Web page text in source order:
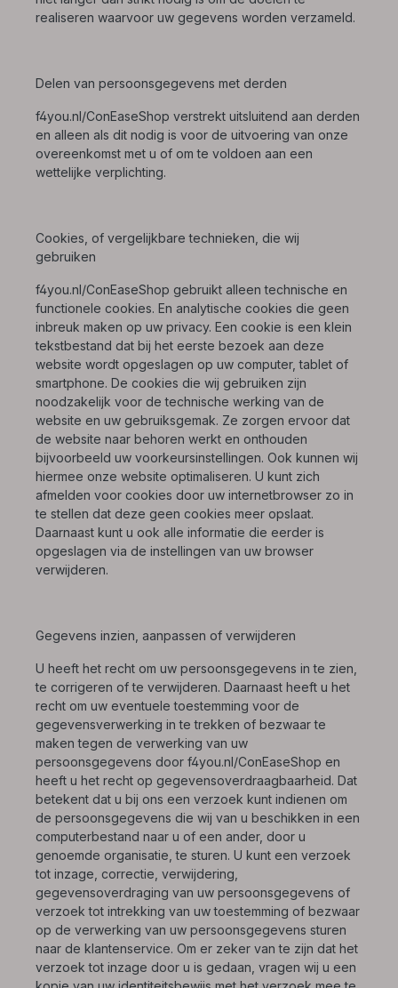
realiseren waarvoor uw gegevens worden verzameld.
Delen van persoonsgegevens met derden
f4you.nl/ConEaseShop verstrekt uitsluitend aan derden
en alleen als dit nodig is voor de uitvoering van onze
overeenkomst met u of om te voldoen aan een
wettelijke verplichting.
Cookies, of vergelijkbare technieken, die wij
gebruiken
f4you.nl/ConEaseShop gebruikt alleen technische en
functionele cookies. En analytische cookies die geen
inbreuk maken op uw privacy. Een cookie is een klein
tekstbestand dat bij het eerste bezoek aan deze
website wordt opgeslagen op uw computer, tablet of
smartphone. De cookies die wij gebruiken zijn
noodzakelijk voor de technische werking van de
website en uw gebruiksgemak. Ze zorgen ervoor dat
de website naar behoren werkt en onthouden
bijvoorbeeld uw voorkeursinstellingen. Ook kunnen wij
hiermee onze website optimaliseren. U kunt zich
afmelden voor cookies door uw internetbrowser zo in
te stellen dat deze geen cookies meer opslaat.
Daarnaast kunt u ook alle informatie die eerder is
opgeslagen via de instellingen van uw browser
verwijderen.
Gegevens inzien, aanpassen of verwijderen
U heeft het recht om uw persoonsgegevens in te zien,
te corrigeren of te verwijderen. Daarnaast heeft u het
recht om uw eventuele toestemming voor de
gegevensverwerking in te trekken of bezwaar te
maken tegen de verwerking van uw
persoonsgegevens door f4you.nl/ConEaseShop en
heeft u het recht op gegevensoverdraagbaarheid. Dat
betekent dat u bij ons een verzoek kunt indienen om
de persoonsgegevens die wij van u beschikken in een
computerbestand naar u of een ander, door u
genoemde organisatie, te sturen. U kunt een verzoek
tot inzage, correctie, verwijdering,
gegevensoverdraging van uw persoonsgegevens of
verzoek tot intrekking van uw toestemming of bezwaar
op de verwerking van uw persoonsgegevens sturen
naar de klantenservice. Om er zeker van te zijn dat het
verzoek tot inzage door u is gedaan, vragen wij u een